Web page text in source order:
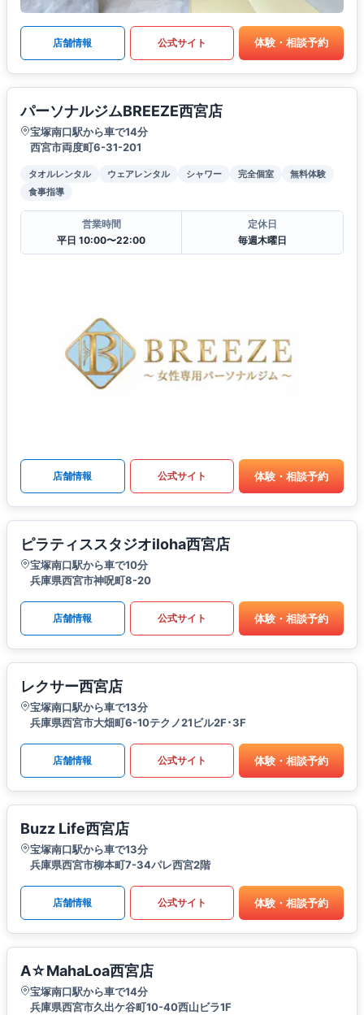
店舗情報 公式サイト 体験・相談予約
パーソナルジムBREEZE西宮店
宝塚南口駅から車で14分
西宮市両度町6-31-201
タオルレンタル ウェアレンタル シャワー 完全個室
無料体験
食事指導
営業時間
平日 10:00〜22:00
定休日
毎週木曜日
店舗情報 公式サイト 体験・相談予約
ピラティススタジオiloha西宮店
宝塚南口駅から車で10分
兵庫県西宮市神呪町8-20
店舗情報 公式サイト 体験・相談予約
レクサー西宮店
宝塚南口駅から車で13分
兵庫県西宮市大畑町6-10テクノ21ビル2F･3F
店舗情報 公式サイト 体験・相談予約
Buzz Life西宮店
宝塚南口駅から車で13分
兵庫県西宮市柳本町7-34パレ西宮2階
店舗情報 公式サイト 体験・相談予約
A☆MahaLoa西宮店
宝塚南口駅から車で14分
兵庫県西宮市久出ケ谷町10-40西山ビラ1F